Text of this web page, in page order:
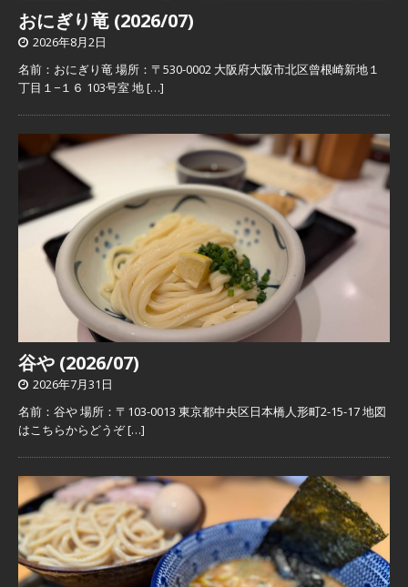
おにぎり竜 (2026/07)
2026年8月2日
名前：おにぎり竜 場所：〒530-0002 大阪府大阪市北区曾根崎新地１
丁目１−１６ 103号室 地[…]
谷や (2026/07)
2026年7月31日
名前：谷や 場所：〒103-0013 東京都中央区日本橋人形町2-15-17 地図
はこちらからどうぞ[…]